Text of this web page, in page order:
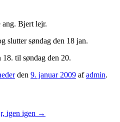
ang. Bjert lejr.
slutter søndag den 18 jan.
18. til søndag den 20.
den 9. januar 2009 afadmin.
igen igen →